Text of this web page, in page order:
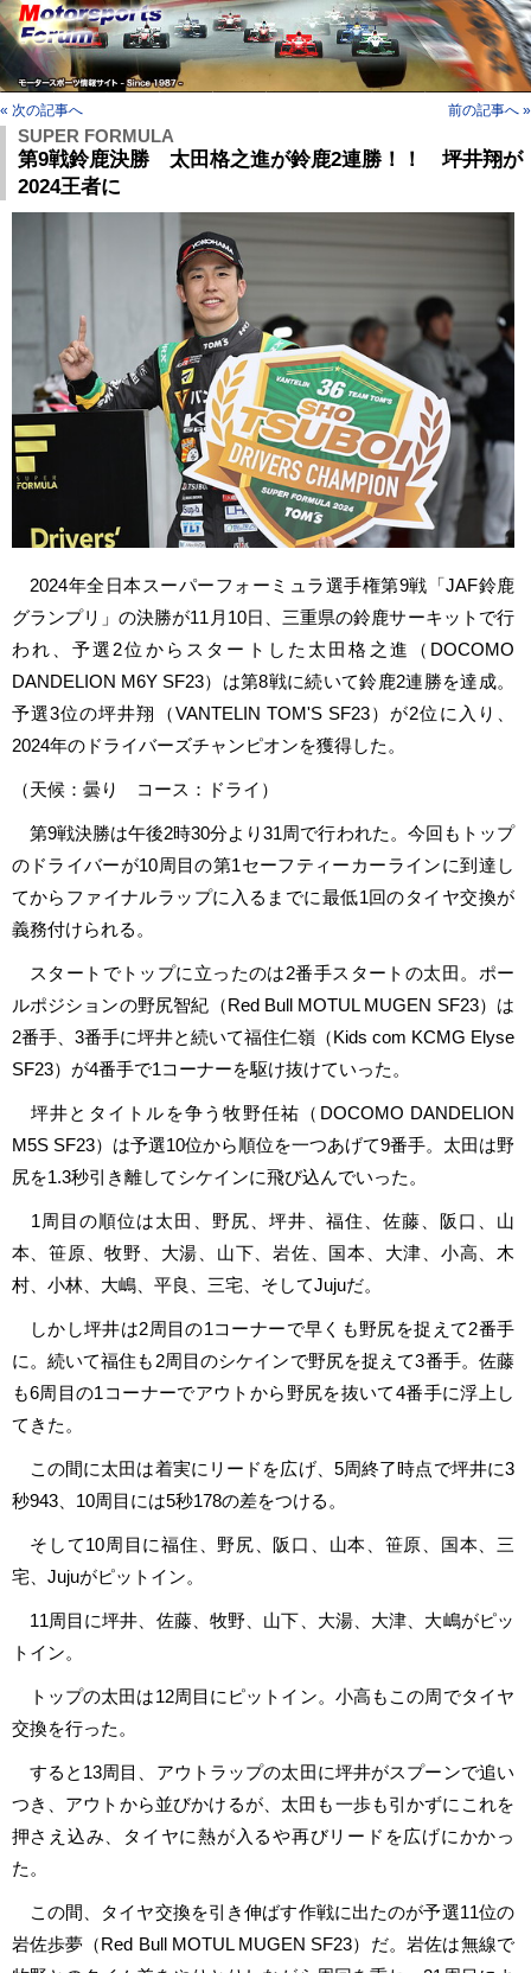
« 次の記事へ 前の記事へ »
SUPER FORMULA
第9戦鈴鹿決勝 太田格之進が鈴鹿2連勝！！ 坪井翔が
2024王者に
2024年全日本スーパーフォーミュラ選手権第9戦「JAF鈴鹿
グランプリ」の決勝が11月10日、三重県の鈴鹿サーキットで行
われ、予選2位からスタートした太田格之進（DOCOMO
DANDELION M6Y SF23）は第8戦に続いて鈴鹿2連勝を達成。
予選3位の坪井翔（VANTELIN TOM'S SF23）が2位に入り、
2024年のドライバーズチャンピオンを獲得した。
（天候：曇り コース：ドライ）
第9戦決勝は午後2時30分より31周で行われた。今回もトップ
のドライバーが10周目の第1セーフティーカーラインに到達し
てからファイナルラップに入るまでに最低1回のタイヤ交換が
義務付けられる。
スタートでトップに立ったのは2番手スタートの太田。ポー
ルポジションの野尻智紀（Red Bull MOTUL MUGEN SF23）は
2番手、3番手に坪井と続いて福住仁嶺（Kids com KCMG Elyse
SF23）が4番手で1コーナーを駆け抜けていった。
坪井とタイトルを争う牧野任祐（DOCOMO DANDELION
M5S SF23）は予選10位から順位を一つあげて9番手。太田は野
尻を1.3秒引き離してシケインに飛び込んでいった。
1周目の順位は太田、野尻、坪井、福住、佐藤、阪口、山
本、笹原、牧野、大湯、山下、岩佐、国本、大津、小高、木
村、小林、大嶋、平良、三宅、そしてJujuだ。
しかし坪井は2周目の1コーナーで早くも野尻を捉えて2番手
に。続いて福住も2周目のシケインで野尻を捉えて3番手。佐藤
も6周目の1コーナーでアウトから野尻を抜いて4番手に浮上し
てきた。
この間に太田は着実にリードを広げ、5周終了時点で坪井に3
秒943、10周目には5秒178の差をつける。
そして10周目に福住、野尻、阪口、山本、笹原、国本、三
宅、Jujuがピットイン。
11周目に坪井、佐藤、牧野、山下、大湯、大津、大嶋がピッ
トイン。
トップの太田は12周目にピットイン。小高もこの周でタイヤ
交換を行った。
すると13周目、アウトラップの太田に坪井がスプーンで追い
つき、アウトから並びかけるが、太田も一歩も引かずにこれを
押さえ込み、タイヤに熱が入るや再びリードを広げにかかっ
た。
この間、タイヤ交換を引き伸ばす作戦に出たのが予選11位の
岩佐歩夢（Red Bull MOTUL MUGEN SF23）だ。岩佐は無線で